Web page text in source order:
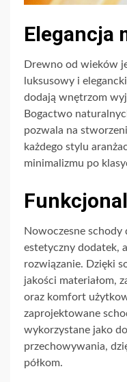
Elegancja
Drewno od wieków
luksusowy i
dodają wnętrzom
Bogactwo
pozwala na
każdego stylu
minimalizmu po
Nowoczesne
estetyczny dodatek,
rozwiązanie. Dzięki
jakości materiałom,
oraz komfort
zaprojektowane
wykorzystane jako
przechowywania,
półkom.